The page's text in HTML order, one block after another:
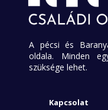
A pécsi és
oldala. Minden
szüksége lehet.
Kapcsolat